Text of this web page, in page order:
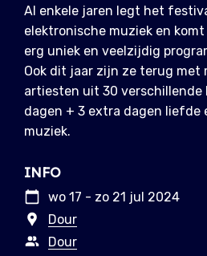
Al enkele jaren legt het
elektronische muziek en
erg uniek en veelzijdig
Ook dit jaar zijn ze terug met
artiesten uit 30 verschillende
dagen + 3 extra dagen liefde
muziek.
INFO
wo 17 - zo 21 jul 2024
Dour
Dour